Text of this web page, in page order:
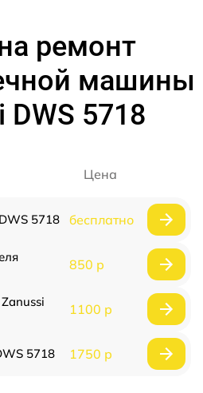
ремонт
машины
DWS 5718
Цена
5718 бесплатно
850 р
1100 р
5718 1750 р